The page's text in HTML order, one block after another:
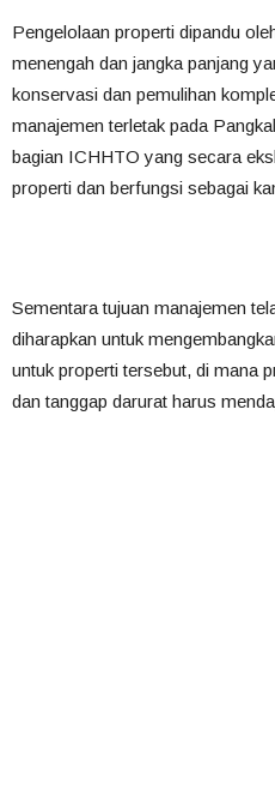
Pengelolaan properti dipandu
menengah dan jangka panjang
konservasi dan pemulihan
manajemen terletak pada
bagian ICHHTO yang secara
properti dan berfungsi sebagai
Sementara tujuan manajemen
diharapkan untuk
untuk properti tersebut, di mana
dan tanggap darurat harus